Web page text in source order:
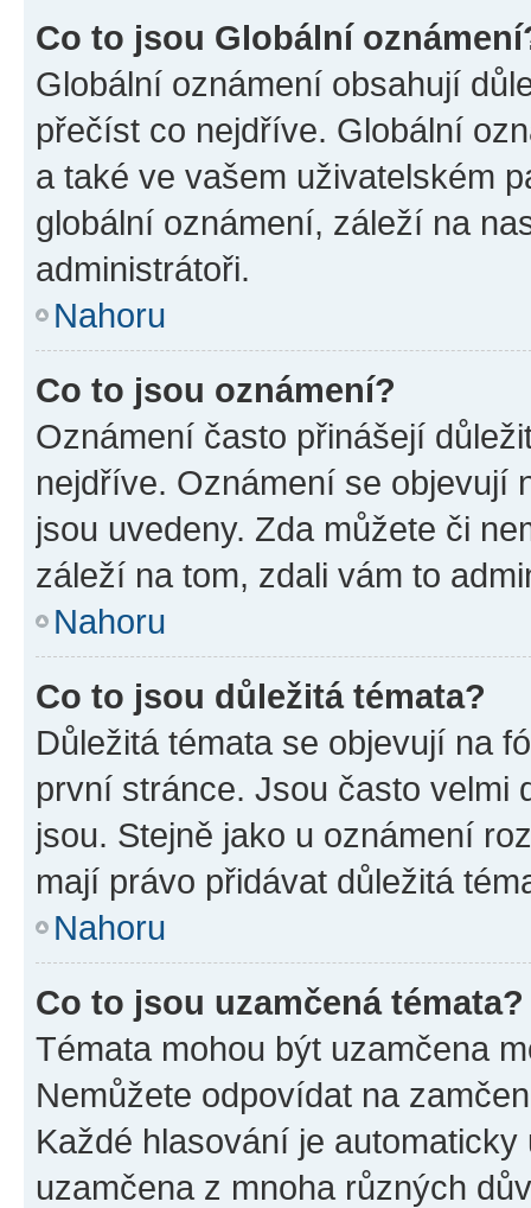
Co to jsou Globální
Globální oznámení obsahují
přečíst co nejdříve. Globální
a také ve vašem uživatelském
globální oznámení, záleží na
administrátoři.
Nahoru
Co to jsou oznámení?
Oznámení často přinášejí
nejdříve. Oznámení se objevují
jsou uvedeny. Zda můžete či
záleží na tom, zdali vám to
Nahoru
Co to jsou důležitá témata?
Důležitá témata se objevují na
první stránce. Jsou často velmi
jsou. Stejně jako u oznámení
mají právo přidávat důležitá
Nahoru
Co to jsou uzamčená témata?
Témata mohou být uzamčena
Nemůžete odpovídat na
Každé hlasování je
uzamčena z mnoha různých